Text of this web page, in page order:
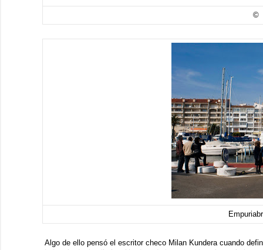
©
Algo de ello pensó el escritor checo Milan Kunderacuando